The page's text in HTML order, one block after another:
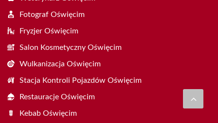
Fotograf Oświęcim
Fryzjer Oświęcim
Salon Kosmetyczny Oświęcim
Wulkanizacja Oświęcim
Stacja Kontroli Pojazdów Oświęcim
Restauracje Oświęcim
Kebab Oświęcim